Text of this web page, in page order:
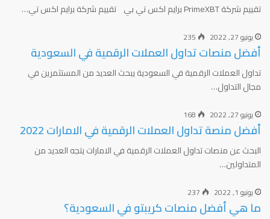
تقييم شركة PrimeXBT برايم اكس تي بي تقييم شركة برايم اكس تي…
يونيو 27, 2022 235
أفضل منصات تداول العملات الرقمية في السعودية
تداول العملات الرقمية في السعودية يبحث العديد من المستثمرين في
مجال التداول…
يونيو 27, 2022 168
أفضل منصة تداول العملات الرقمية في الامارات 2022
البحث عن منصات تداول العملات الرقمية في الامارات يتجه العديد من
المتداولين…
يونيو 1, 2022 237
ما هي أفضل منصات كريبتو في السعودية؟